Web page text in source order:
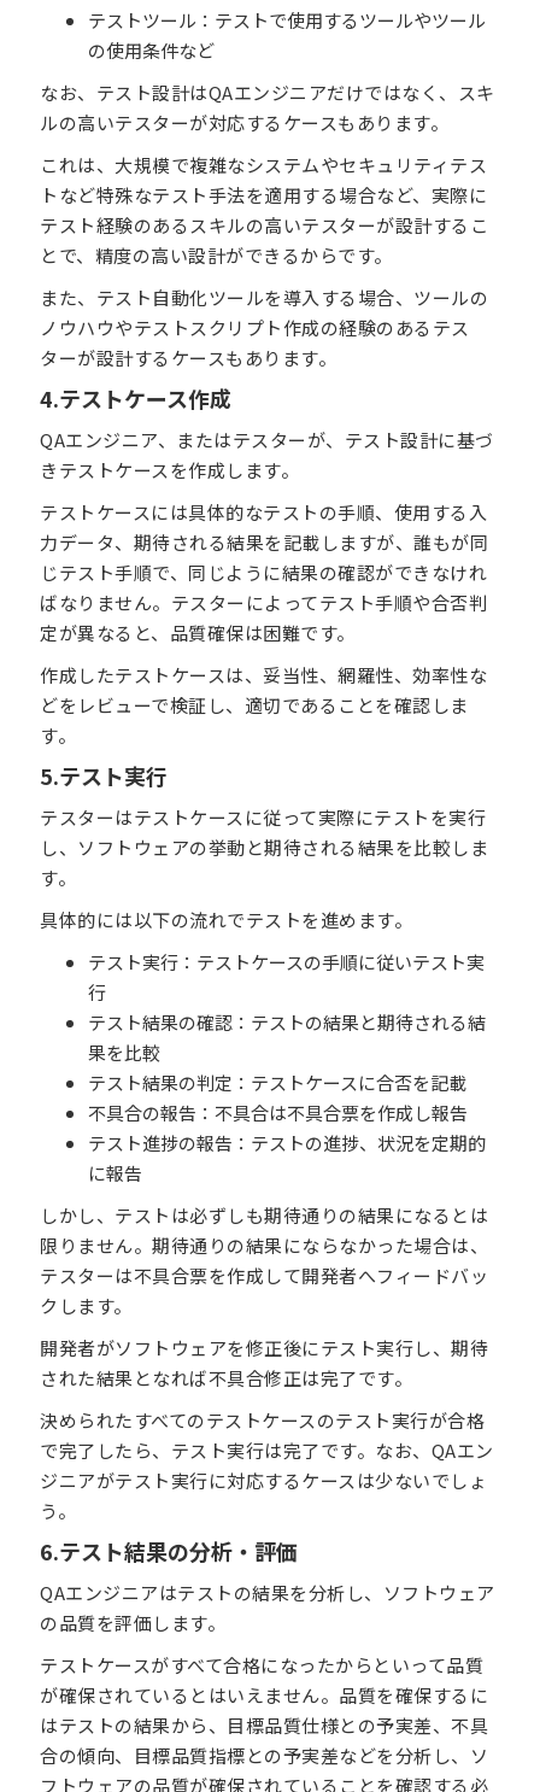
テストツール：テストで使用するツールやツール
の使用条件など
なお、テスト設計はQAエンジニアだけではなく、スキ
ルの高いテスターが対応するケースもあります。
これは、大規模で複雑なシステムやセキュリティテス
トなど特殊なテスト手法を適用する場合など、実際に
テスト経験のあるスキルの高いテスターが設計するこ
とで、精度の高い設計ができるからです。
また、テスト自動化ツールを導入する場合、ツールの
ノウハウやテストスクリプト作成の経験のあるテス
ターが設計するケースもあります。
4.テストケース作成
QAエンジニア、またはテスターが、テスト設計に基づ
きテストケースを作成します。
テストケースには具体的なテストの手順、使用する入
力データ、期待される結果を記載しますが、誰もが同
じテスト手順で、同じように結果の確認ができなけれ
ばなりません。テスターによってテスト手順や合否判
定が異なると、品質確保は困難です。
作成したテストケースは、妥当性、網羅性、効率性な
どをレビューで検証し、適切であることを確認しま
す。
5.テスト実行
テスターはテストケースに従って実際にテストを実行
し、ソフトウェアの挙動と期待される結果を比較しま
す。
具体的には以下の流れでテストを進めます。
テスト実行：テストケースの手順に従いテスト実
行
テスト結果の確認：テストの結果と期待される結
果を比較
テスト結果の判定：テストケースに合否を記載
不具合の報告：不具合は不具合票を作成し報告
テスト進捗の報告：テストの進捗、状況を定期的
に報告
しかし、テストは必ずしも期待通りの結果になるとは
限りません。期待通りの結果にならなかった場合は、
テスターは不具合票を作成して開発者へフィードバッ
クします。
開発者がソフトウェアを修正後にテスト実行し、期待
された結果となれば不具合修正は完了です。
決められたすべてのテストケースのテスト実行が合格
で完了したら、テスト実行は完了です。なお、QAエン
ジニアがテスト実行に対応するケースは少ないでしょ
う。
6.テスト結果の分析・評価
QAエンジニアはテストの結果を分析し、ソフトウェア
の品質を評価します。
テストケースがすべて合格になったからといって品質
が確保されているとはいえません。品質を確保するに
はテストの結果から、目標品質仕様との予実差、不具
合の傾向、目標品質指標との予実差などを分析し、ソ
フトウェアの品質が確保されていることを確認する必